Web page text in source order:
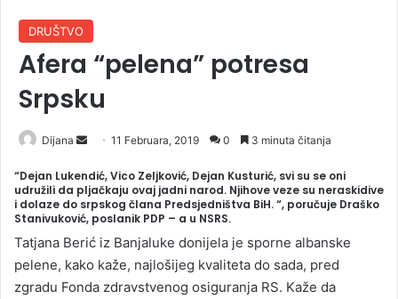
DRUŠTVO
Afera “pelena” potresa
Srpsku
Dijana
n
d
a
n
e
m
11 Februara, 2019 0 3 minuta čitanja
“Dejan Lukendić, Vico Zeljković, Dejan Kusturić, svi su se oni
udružili da pljačkaju ovaj jadni narod. Njihove veze su neraskidive
i dolaze do srpskog člana Predsjedništva BiH. “, poručuje Draško
Stanivuković, poslanik PDP – a u NSRS.
Tatjana Berić iz Banjaluke donijela je sporne albanske
pelene, kako kaže, najlošijeg kvaliteta do sada, pred
zgradu Fonda zdravstvenog osiguranja RS. Kaže da